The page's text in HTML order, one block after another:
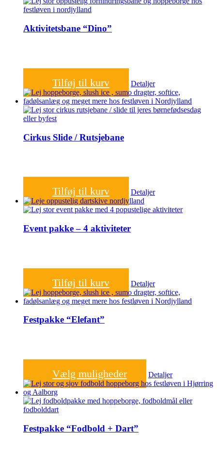
Aktivitetsbane “Dino”
Tilføj til kurv Detaljer
Cirkus Slide / Rutsjebane
Tilføj til kurv Detaljer
Event pakke – 4 aktiviteter
Tilføj til kurv Detaljer
Festpakke “Elefant”
Vælg muligheder Detaljer
Festpakke “Fodbold + Dart”